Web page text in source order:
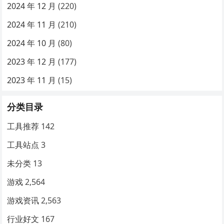
2024 年 12 月 (220)
2024 年 11 月 (210)
2024 年 10 月 (80)
2023 年 12 月 (177)
2023 年 11 月 (15)
分类目录
工具推荐 142
工具站点 3
未分类 13
游戏 2,564
游戏资讯 2,563
行业好文 167